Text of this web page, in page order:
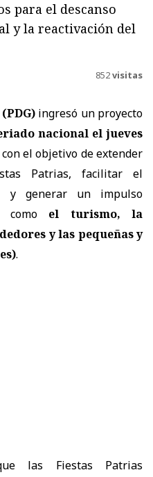
para el descanso
y la reactivación del
852visitas
ingresó un proyecto
nacional el jueves
con el objetivo de extender
Patrias, facilitar el
y generar un impulso
como el turismo, la
y las pequeñas y
.
las Fiestas Patrias